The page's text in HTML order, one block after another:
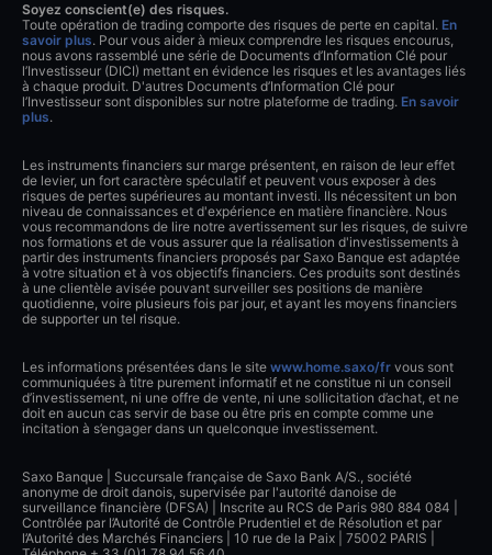
Soyez conscient(e) des risques.
Toute opération de trading comporte des risques de perte en capital. En
savoir plus. Pour vous aider à mieux comprendre les risques encourus,
nous avons rassemblé une série de Documents d’Information Clé pour
l’Investisseur (DICI) mettant en évidence les risques et les avantages liés
à chaque produit. D'autres Documents d’Information Clé pour
l’Investisseur sont disponibles sur notre plateforme de trading. En savoir
plus.
Les instruments financiers sur marge présentent, en raison de leur effet
de levier, un fort caractère spéculatif et peuvent vous exposer à des
risques de pertes supérieures au montant investi. Ils nécessitent un bon
niveau de connaissances et d'expérience en matière financière. Nous
vous recommandons de lire notre avertissement sur les risques, de suivre
nos formations et de vous assurer que la réalisation d'investissements à
partir des instruments financiers proposés par Saxo Banque est adaptée
à votre situation et à vos objectifs financiers. Ces produits sont destinés
à une clientèle avisée pouvant surveiller ses positions de manière
quotidienne, voire plusieurs fois par jour, et ayant les moyens financiers
de supporter un tel risque.
Les informations présentées dans le site www.home.saxo/fr vous sont
communiquées à titre purement informatif et ne constitue ni un conseil
d’investissement, ni une offre de vente, ni une sollicitation d’achat, et ne
doit en aucun cas servir de base ou être pris en compte comme une
incitation à s’engager dans un quelconque investissement.
Saxo Banque | Succursale française de Saxo Bank A/S., société
anonyme de droit danois, supervisée par l'autorité danoise de
surveillance financière (DFSA) | Inscrite au RCS de Paris 980 884 084 |
Contrôlée par l’Autorité de Contrôle Prudentiel et de Résolution et par
l’Autorité des Marchés Financiers | 10 rue de la Paix | 75002 PARIS |